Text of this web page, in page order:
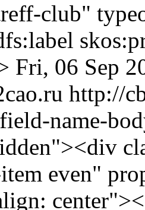
club"
Fri, 06 Sep
http://
name-
even"